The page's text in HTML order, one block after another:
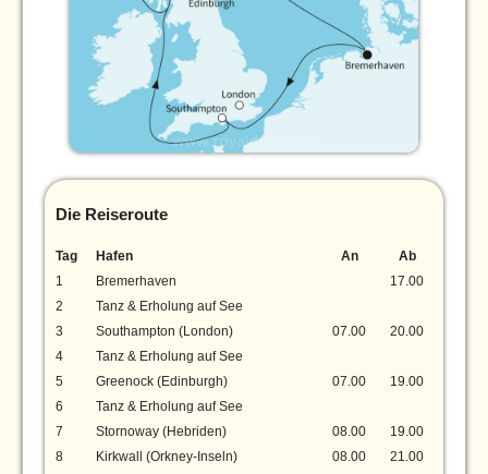
Die Reiseroute
Tag Hafen An
Ab
1
Bremerhaven
17.00
2
Tanz & Erholung auf See
3
Southampton (London) 07.00
20.00
4
Tanz & Erholung auf See
5
Greenock (Edinburgh) 07.00
19.00
6
Tanz & Erholung auf See
7
Stornoway (Hebriden) 08.00
19.00
8
Kirkwall (Orkney-Inseln) 08.00
21.00